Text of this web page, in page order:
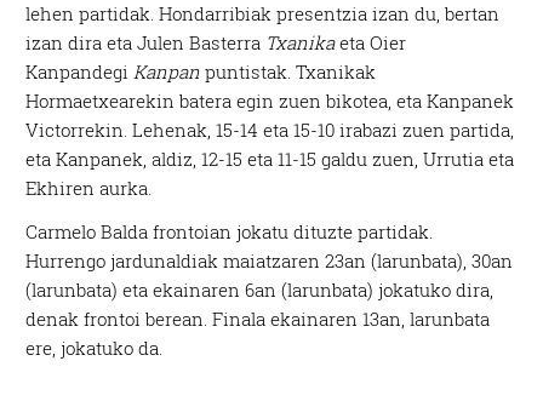
lehen partidak. Hondarribiak presentzia izan du, bertan
izan dira eta Julen Basterra Txanikaeta Oier
KanpandegiKanpan puntistak. Txanikak
Hormaetxearekin batera egin zuen bikotea, eta Kanpanek
Victorrekin. Lehenak, 15-14 eta 15-10 irabazi zuen partida,
eta Kanpanek, aldiz, 12-15 eta 11-15 galdu zuen, Urrutia eta
Ekhiren aurka.
Carmelo Balda frontoian jokatu dituzte partidak.
Hurrengo jardunaldiak maiatzaren 23an (larunbata), 30an
(larunbata) eta ekainaren 6an (larunbata) jokatuko dira,
denak frontoi berean. Finala ekainaren 13an, larunbata
ere, jokatuko da.